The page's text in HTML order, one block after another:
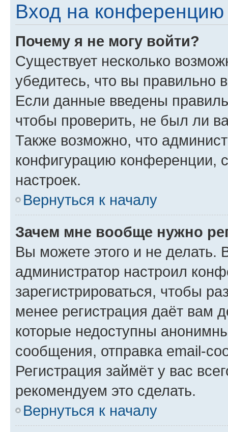
Вход на конференцию
Почему я не могу войти?
Существует несколько
убедитесь, что вы правильно
Если данные введены
чтобы проверить, не был ли
Также возможно, что
конфигурацию конференции,
настроек.
Вернуться к началу
Зачем мне вообще нужно
Вы можете этого и не делать.
администратор настроил
зарегистрироваться, чтобы
менее регистрация даёт вам
которые недоступны
сообщения, отправка email-
Регистрация займёт у вас
рекомендуем это сделать.
Вернуться к началу